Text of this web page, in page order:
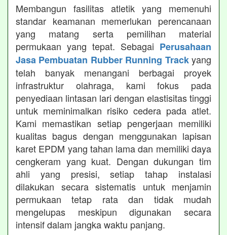
Membangun fasilitas atletik yang memenuhi
standar keamanan memerlukan perencanaan
yang matang serta pemilihan material
permukaan yang tepat. Sebagai Perusahaan
Jasa Pembuatan Rubber Running Trackyang
telah banyak menangani berbagai proyek
infrastruktur olahraga, kami fokus pada
penyediaan lintasan lari dengan elastisitas tinggi
untuk meminimalkan risiko cedera pada atlet.
Kami memastikan setiap pengerjaan memiliki
kualitas bagus dengan menggunakan lapisan
karet EPDM yang tahan lama dan memiliki daya
cengkeram yang kuat. Dengan dukungan tim
ahli yang presisi, setiap tahap instalasi
dilakukan secara sistematis untuk menjamin
permukaan tetap rata dan tidak mudah
mengelupas meskipun digunakan secara
intensif dalam jangka waktu panjang.